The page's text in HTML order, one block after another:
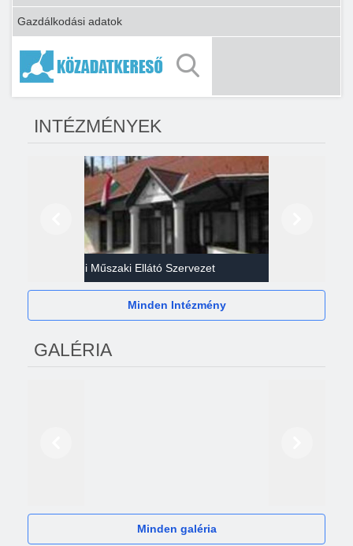
Gazdálkodási adatok
INTÉZMÉNYEK
Gazdasági Műszaki Ellátó Szervezet
Minden Intézmény
GALÉRIA
Minden galéria